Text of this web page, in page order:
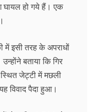
घायल हो गये हैं। एक
में इसी तरह के अपराधों
बताया कि गिर
जेट्टी में मछली
विवाद पैदा हुआ।